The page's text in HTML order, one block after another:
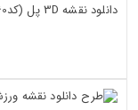
دانلود نقشه 3D پل (کد27160)